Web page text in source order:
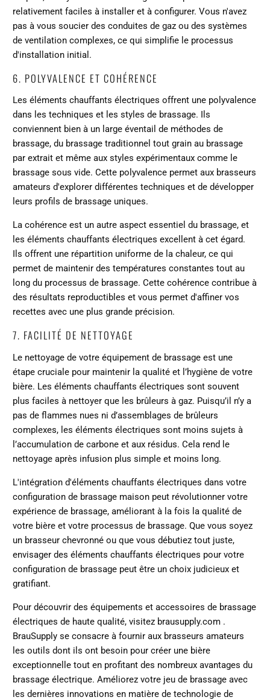
relativement faciles à installer et à configurer. Vous n'avez
pas à vous soucier des conduites de gaz ou des systèmes
de ventilation complexes, ce qui simplifie le processus
d'installation initial.
6. POLYVALENCE ET COHÉRENCE
Les éléments chauffants électriques offrent une polyvalence
dans les techniques et les styles de brassage. Ils
conviennent bien à un large éventail de méthodes de
brassage, du brassage traditionnel tout grain au brassage
par extrait et même aux styles expérimentaux comme le
brassage sous vide. Cette polyvalence permet aux brasseurs
amateurs d'explorer différentes techniques et de développer
leurs profils de brassage uniques.
La cohérence est un autre aspect essentiel du brassage, et
les éléments chauffants électriques excellent à cet égard.
Ils offrent une répartition uniforme de la chaleur, ce qui
permet de maintenir des températures constantes tout au
long du processus de brassage. Cette cohérence contribue à
des résultats reproductibles et vous permet d'affiner vos
recettes avec une plus grande précision.
7. FACILITÉ DE NETTOYAGE
Le nettoyage de votre équipement de brassage est une
étape cruciale pour maintenir la qualité et l’hygiène de votre
bière. Les éléments chauffants électriques sont souvent
plus faciles à nettoyer que les brûleurs à gaz. Puisqu’il n’y a
pas de flammes nues ni d’assemblages de brûleurs
complexes, les éléments électriques sont moins sujets à
l’accumulation de carbone et aux résidus. Cela rend le
nettoyage après infusion plus simple et moins long.
L'intégration d'éléments chauffants électriques dans votre
configuration de brassage maison peut révolutionner votre
expérience de brassage, améliorant à la fois la qualité de
votre bière et votre processus de brassage. Que vous soyez
un brasseur chevronné ou que vous débutiez tout juste,
envisager des éléments chauffants électriques pour votre
configuration de brassage peut être un choix judicieux et
gratifiant.
Pour découvrir des équipements et accessoires de brassage
électriques de haute qualité, visitez brausupply.com .
BrauSupply se consacre à fournir aux brasseurs amateurs
les outils dont ils ont besoin pour créer une bière
exceptionnelle tout en profitant des nombreux avantages du
brassage électrique. Améliorez votre jeu de brassage avec
les dernières innovations en matière de technologie de